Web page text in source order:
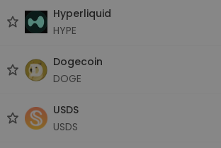
Hyperliquid
HYPE
Dogecoin
DOGE
USDS
USDS